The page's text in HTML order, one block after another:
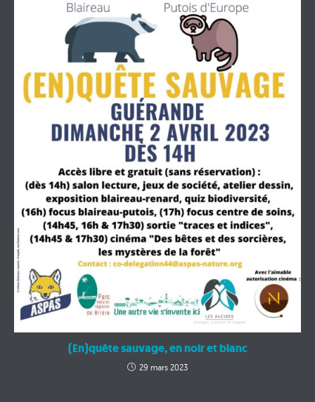
(En)quête sauvage, en noir et blanc
29 mars 2023